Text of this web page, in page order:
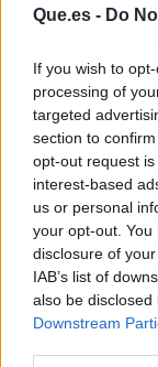
Que.es - Do
If you wish to
processing of
targeted
section to
opt-out request
interest-based
us or personal
your opt-out.
disclosure of
IAB’s list of
also be
Downstream
tareas
de una
los clientes o
Falta de apoyo
No tener una
laboral
ansiedad y
Mala